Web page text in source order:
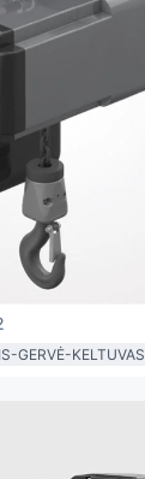
GERVĖ-KELTUVAS